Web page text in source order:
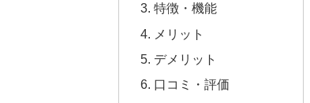
特徴・機能
メリット
デメリット
口コミ・評価